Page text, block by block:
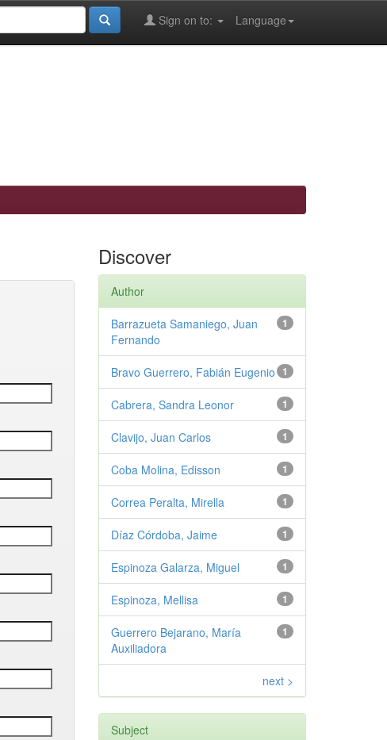
Language
Sign on to:
Discover
Author
1
Barrazueta Samaniego, Juan
Fernando
1
Bravo Guerrero, Fabián Eugenio
1
Cabrera, Sandra Leonor
1
Clavijo, Juan Carlos
1
Coba Molina, Edisson
1
Correa Peralta, Mirella
1
Díaz Córdoba, Jaime
1
Espinoza Galarza, Miguel
1
Espinoza, Mellisa
1
Guerrero Bejarano, María
Auxiliadora
next >
Subject